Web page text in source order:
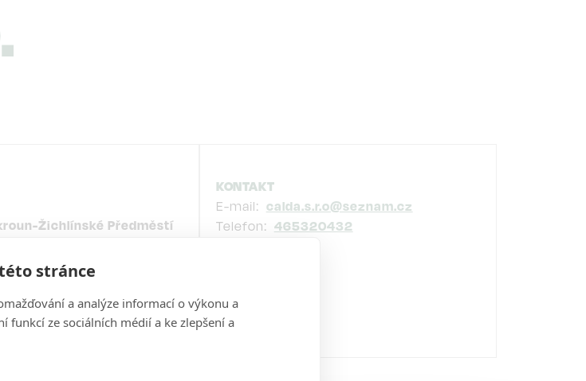
stránce
a analýze informací o výkonu a
funkcí ze sociálních médií a ke zlepšení a
Žichlínské Předměstí
KONTAKT
E-mail
calda.s.r.o@seznam.cz
Telefon
465320432